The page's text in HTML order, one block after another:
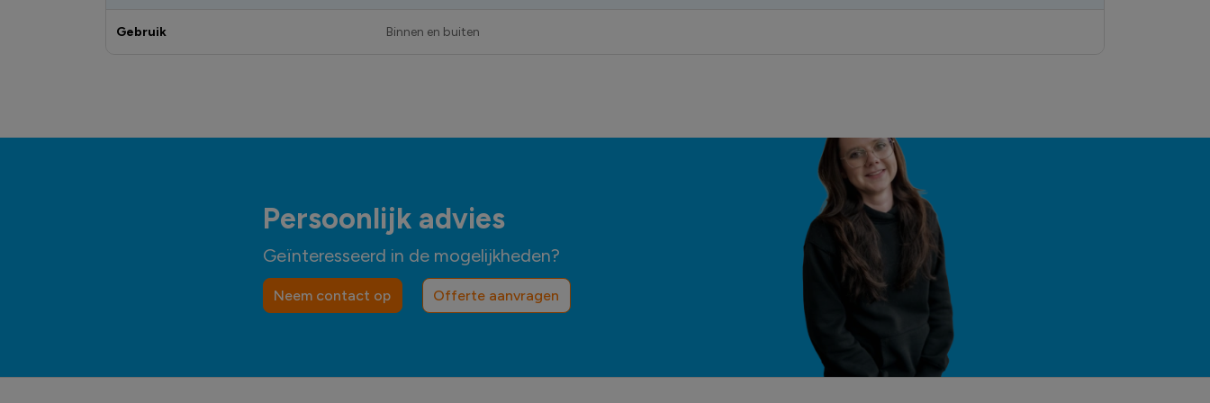
Gebruik Binnen en buiten
Persoonlijk advies
Geïnteresseerd in de mogelijkheden?
Neem contact op Offerte aanvragen